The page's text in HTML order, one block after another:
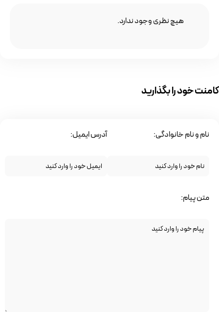
هیچ نظری وجود ندارد.
کامنت خود را بگذارید
نام و نام خانوادگی: آدرس ایمیل:
متن پیام: